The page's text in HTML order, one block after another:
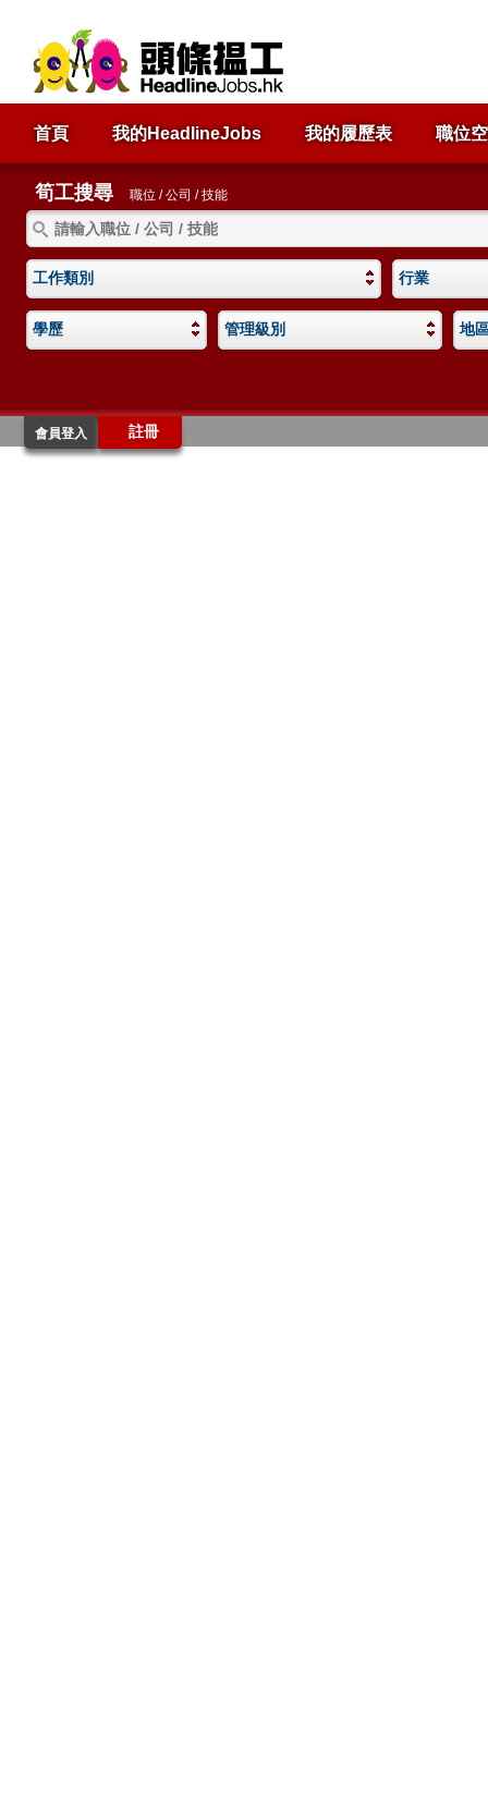
首頁 我的HeadlineJobs 我的履歷表 職位
筍工搜尋 職位 / 公司 / 技能
工作類別 行業
學歷 管理級別 地
會員登入 註冊